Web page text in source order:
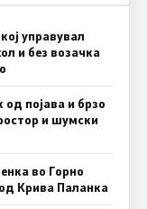
управувал
и без возачка
појава и брзо
и шумски
во Горно
Крива Паланка